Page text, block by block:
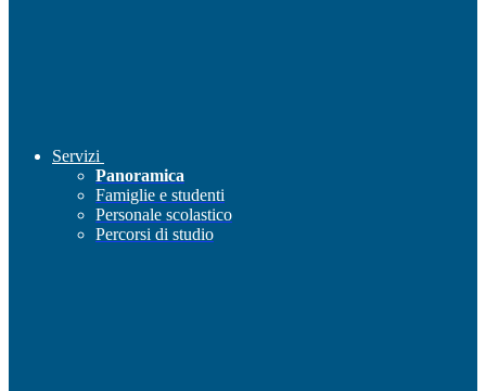
Servizi
Panoramica
Famiglie e studenti
Personale scolastico
Percorsi di studio